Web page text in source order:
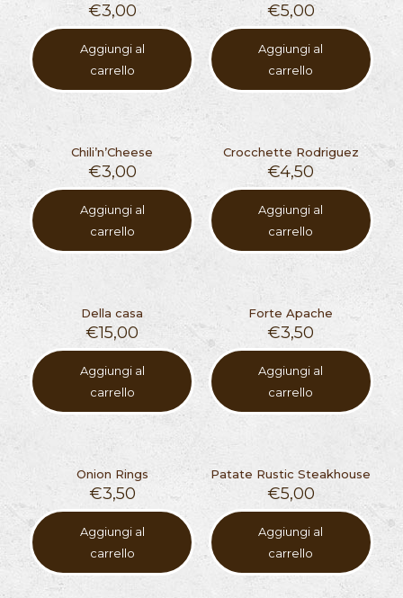
€3,00
Aggiungi al
carrello
€5,00
Aggiungi al
carrello
Chili’n’Cheese
€3,00
Aggiungi al
carrello
Crocchette Rodriguez
€4,50
Aggiungi al
carrello
Della casa
€15,00
Aggiungi al
carrello
Forte Apache
€3,50
Aggiungi al
carrello
Onion Rings
€3,50
Aggiungi al
carrello
Patate Rustic Steakhouse
€5,00
Aggiungi al
carrello